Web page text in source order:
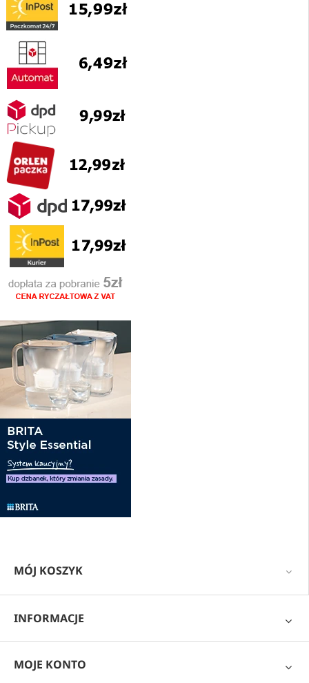
MÓJ KOSZYK
INFORMACJE
MOJE KONTO